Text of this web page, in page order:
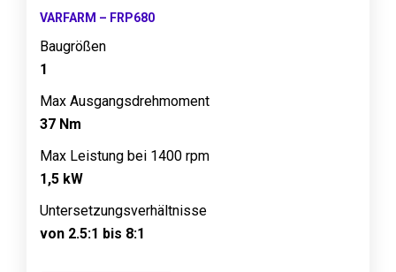
VARFARM – FRP680
Baugrößen
1
Max Ausgangsdrehmoment
37 Nm
Max Leistung bei 1400 rpm
1,5 kW
Untersetzungsverhältnisse
von 2.5:1 bis 8:1